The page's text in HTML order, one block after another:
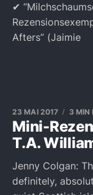
✔︎
Afters” (Jaimie
Mini-
T.A.
23 MAI 2017 3 MIN
Jenny Colgan:
definitely,